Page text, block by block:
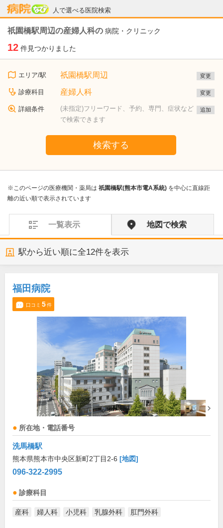
人で選べる医院検索
病院なび
祇園橋駅周辺の産婦人科の 病院・クリニック
12 件見つかりました
エリア/駅 祇園橋駅周辺 変更
診療科目 産婦人科 変更
詳細条件
(未指定)フリーワード、予約、専門、症状など
で検索できます
追加
検索する
※このページの医療機関・薬局は 祇園橋駅(熊本市電A系統) を中心に直線距
離の近い順で表示されています
一覧表示 地図で検索
駅から近い順に全12件を表示
福田病院
口コミ 5件
所在地・電話番号
洗馬橋駅
熊本県熊本市中央区新町2丁目2-6 [地図]
096-322-2995
診療科目
産科 婦人科 小児科 乳腺外科 肛門外科